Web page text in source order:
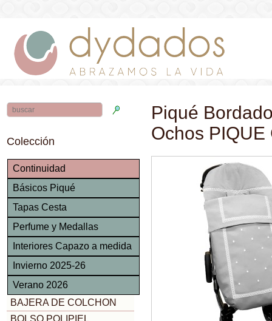
Colección
Continuidad
Básicos Piqué
Tapas Cesta
Perfume y Medallas
Interiores Capazo a medida
Invierno 2025-26
Verano 2026
BAJERA DE COLCHON
BOLSO POLIPIEL
Piqué
Ochos PIQUE